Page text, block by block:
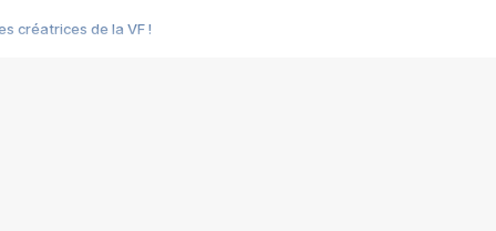
créatrices de la VF !